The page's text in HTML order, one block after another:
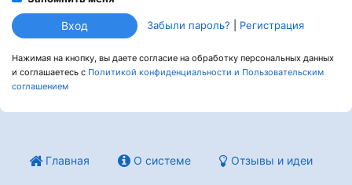
Забыли пароль? Регистрация
Нажимая на кнопку, вы даете согласие на обработку персональных данных
и соглашаетесь c Политикой конфиденциальности и Пользовательским
соглашением
Главная О системе Отзывы и идеи